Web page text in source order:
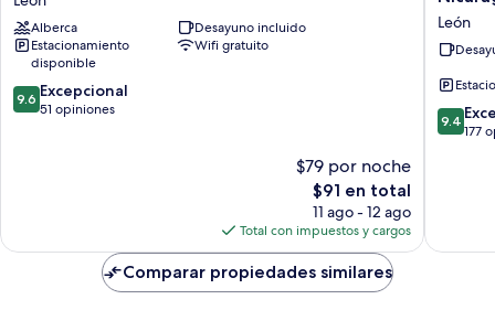
Azul
LeónAlberca
Desayuno incluido
Estacionamiento
disponible
Wifi gratuito
9.6
de
9.6 Excepcional
51 opiniones
$79 por noche
El
precio
actual
es
de
$91
$91 en total
11 ago - 12 ago
Total con impuestos y cargos
Marriott
La
León
León
9.4
de
9.4
177
Comparar propiedades similares